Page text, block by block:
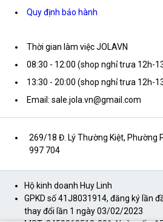
Quy định bảo hành
Thời gian làm việc JOLAVN
08:30 - 12:00 (shop nghỉ trưa 12h-
13:30 - 20:00 (shop nghỉ trưa 12h-
Email: sale.jola.vn@gmail.com
269/18 Đ. Lý Thường Kiệt, Phường
997 704
Hộ kinh doanh Huy Linh
GPKD số 41J8031914, đăng ký lần
thay đổi lần 1 ngày 03/02/2023